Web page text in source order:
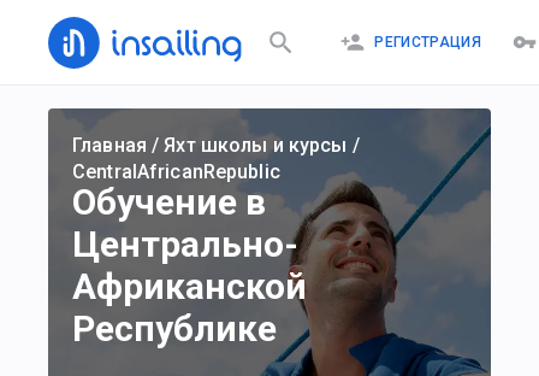
РЕГИСТРАЦИЯ
Главная /Яхт школы и курсы /
CentralAfricanRepublic
Обучение в
Центрально-
Африканской
Республике